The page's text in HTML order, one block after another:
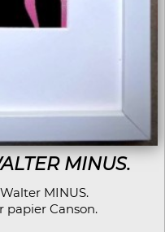
MINUS.
MINUS.
papier Canson.